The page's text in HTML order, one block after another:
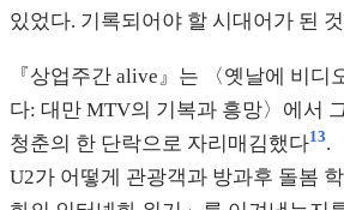
있었다. 기록되어야 할 시대어가 된
『상업주간 alive』는 〈옛날에 비디
다: 대만 MTV의 기복과 흥망〉에서
청춘의 한 단락으로 자리매김했다13.
U2가 어떻게 관광객과 방과후 돌봄